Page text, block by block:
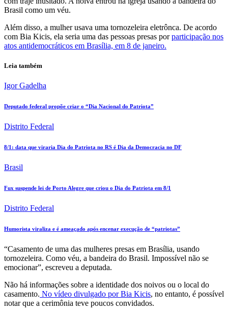
Brasil como um véu.
Além disso, a mulher usava uma tornozeleira eletrônca. De acordo
com Bia Kicis, ela seria uma das pessoas presas porparticipação nos
atos antidemocráticos em Brasília, em 8 de janeiro.
Leia também
Igor Gadelha
Deputado federal propõe criar o “Dia Nacional do Patriota”
Distrito Federal
8/1: data que viraria Dia do Patriota no RS é Dia da Democracia no DF
Brasil
Fux suspende lei de Porto Alegre que criou o Dia do Patriota em 8/1
Distrito Federal
Humorista viraliza e é ameaçado após encenar execução de “patriotas”
“Casamento de uma das mulheres presas em Brasília, usando
tornozeleira. Como véu, a bandeira do Brasil. Impossível não se
emocionar”, escreveu a deputada.
Não há informações sobre a identidade dos noivos ou o local do
casamento. No vídeo divulgado por Bia Kicis, no entanto, é possível
notar que a cerimônia teve poucos convidados.